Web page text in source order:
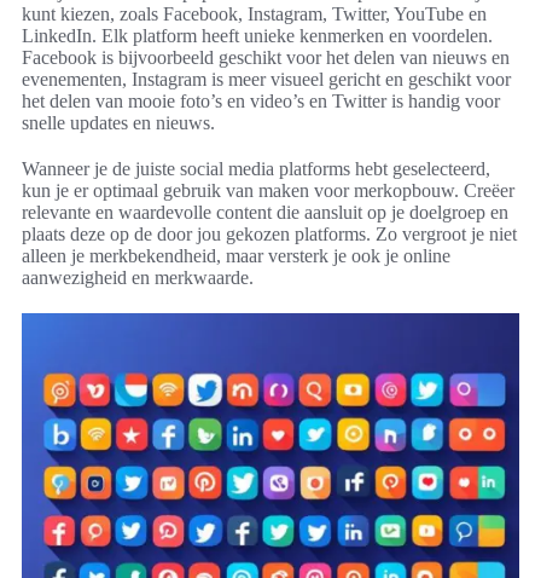
kunt kiezen, zoals Facebook, Instagram, Twitter, YouTube en
LinkedIn. Elk platform heeft unieke kenmerken en voordelen.
Facebook is bijvoorbeeld geschikt voor het delen van nieuws en
evenementen, Instagram is meer visueel gericht en geschikt voor
het delen van mooie foto’s en video’s en Twitter is handig voor
snelle updates en nieuws.
Wanneer je de juiste social media platforms hebt geselecteerd,
kun je er optimaal gebruik van maken voor merkopbouw. Creëer
relevante en waardevolle content die aansluit op je doelgroep en
plaats deze op de door jou gekozen platforms. Zo vergroot je niet
alleen je merkbekendheid, maar versterk je ook je online
aanwezigheid en merkwaarde.